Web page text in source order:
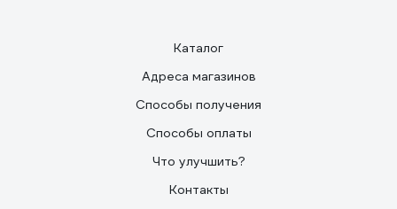
Каталог
Адреса магазинов
Способы получения
Способы оплаты
Что улучшить?
Контакты